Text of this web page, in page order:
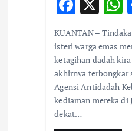
ac
e
b
o
o
k
h
s
KUANTAN –
isteri warga emas
ketagihan dadah
akhirnya terbongkar
Agensi Antidadah
kediaman mereka di
dekat…